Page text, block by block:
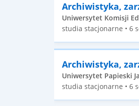
Archiwistyka,
Uniwersytet Komisji
studia stacjonarne • 6
Archiwistyka,
Uniwersytet Papieski
studia stacjonarne • 6